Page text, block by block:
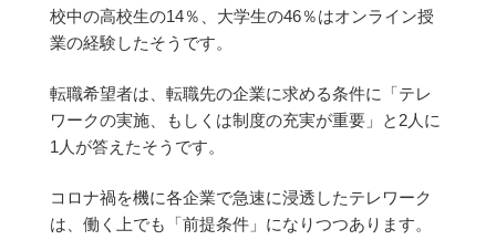
校中の高校生の14％、 大学生の46％はオンライン授
業の経験したそうです。
転職希望者は、転職先の企業に求める条件に
「テレ
ワークの実施、もしくは制度の充実が重要」
と2人に
1人が答えたそうです。
コロナ禍を機に各企業で急速に浸透したテレワーク
は、 働く上でも「前提条件」になりつつあります。